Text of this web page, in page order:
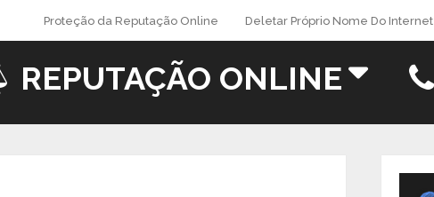
Proteção da Reputação Online Deletar Próprio Nome Do Internet
REPUTAÇÃO ONLINE